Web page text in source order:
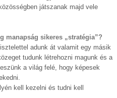
játszanak majd vele
manapság sikeres „stratégia”?
adunk át valamit egy másik
tudunk létrehozni magunk és a
a világ felé, hogy képesek
kell kezelni és tudni kell